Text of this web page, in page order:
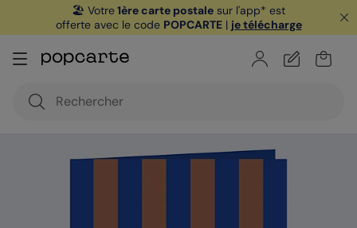
🏖️ Votre1ère carte postale sur l'app* est
offerte avec le code POPCARTE| je télécharge